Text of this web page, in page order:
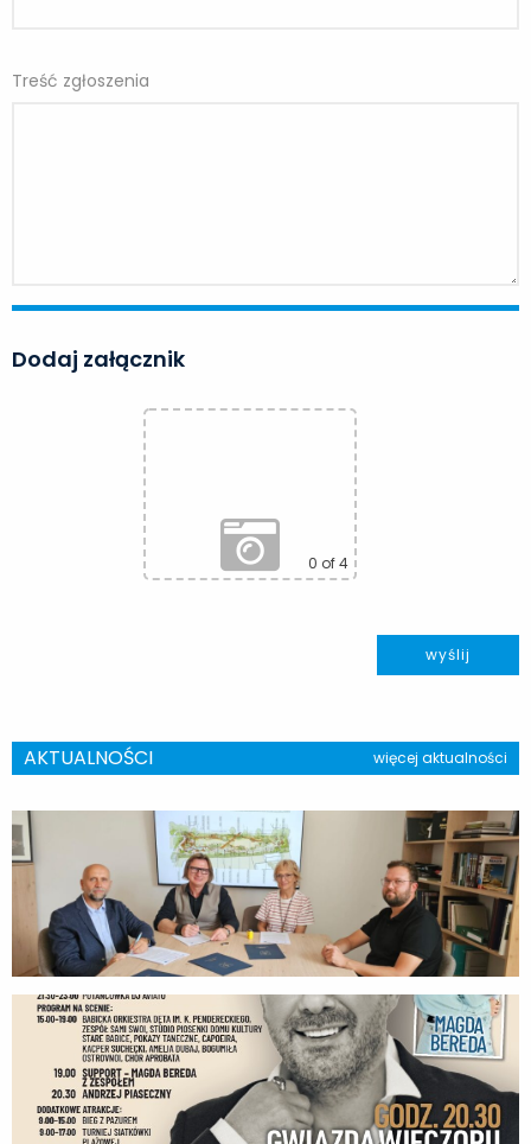
Treść zgłoszenia
Dodaj załącznik
0 of 4
AKTUALNOŚCI więcej aktualności